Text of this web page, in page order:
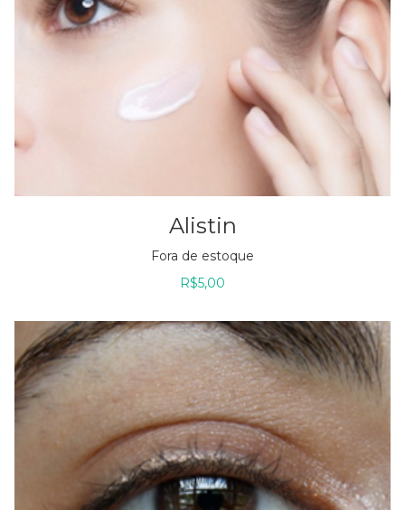
Alistin
Fora de estoque
R$5,00